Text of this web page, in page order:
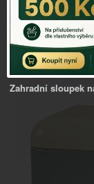
kovový šedý
Zahradní sloupek